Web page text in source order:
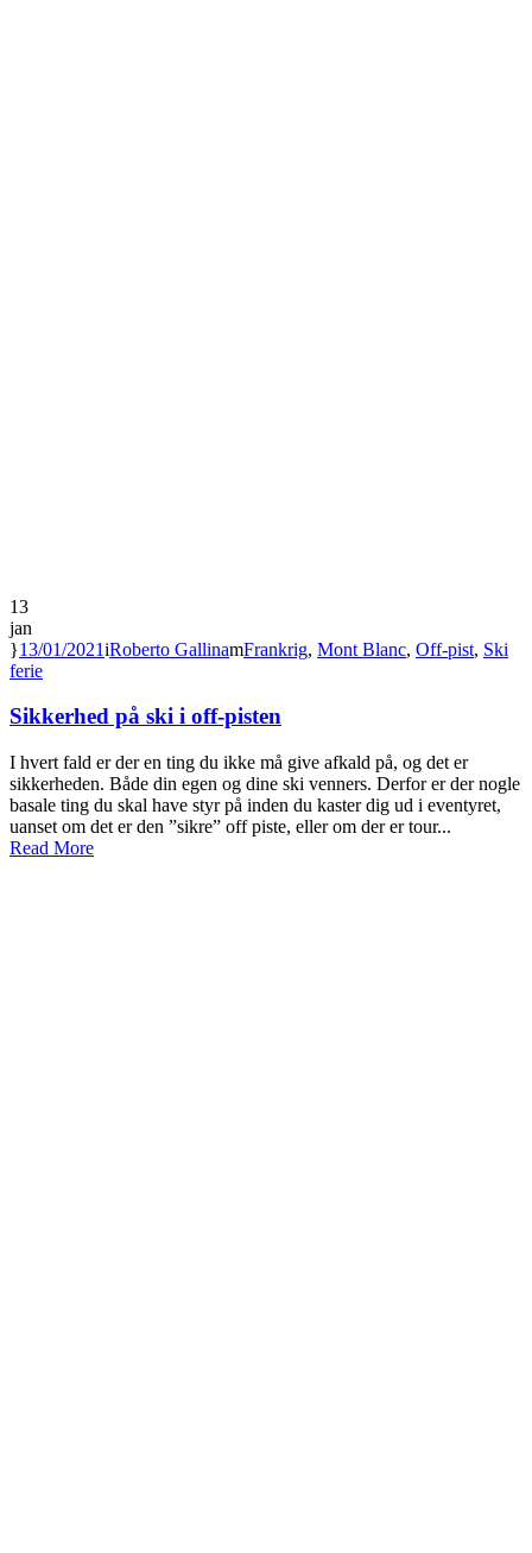
13
jan
13/01/2021 Roberto Gallina Frankrig, Mont Blanc, Off-pist, Ski
ferie
Sikkerhed på ski i off-pisten
I hvert fald er der en ting du ikke må give afkald på, og det er
sikkerheden. Både din egen og dine ski venners. Derfor er der nogle
basale ting du skal have styr på inden du kaster dig ud i eventyret,
uanset om det er den ”sikre” off piste, eller om der er tour...
Read More